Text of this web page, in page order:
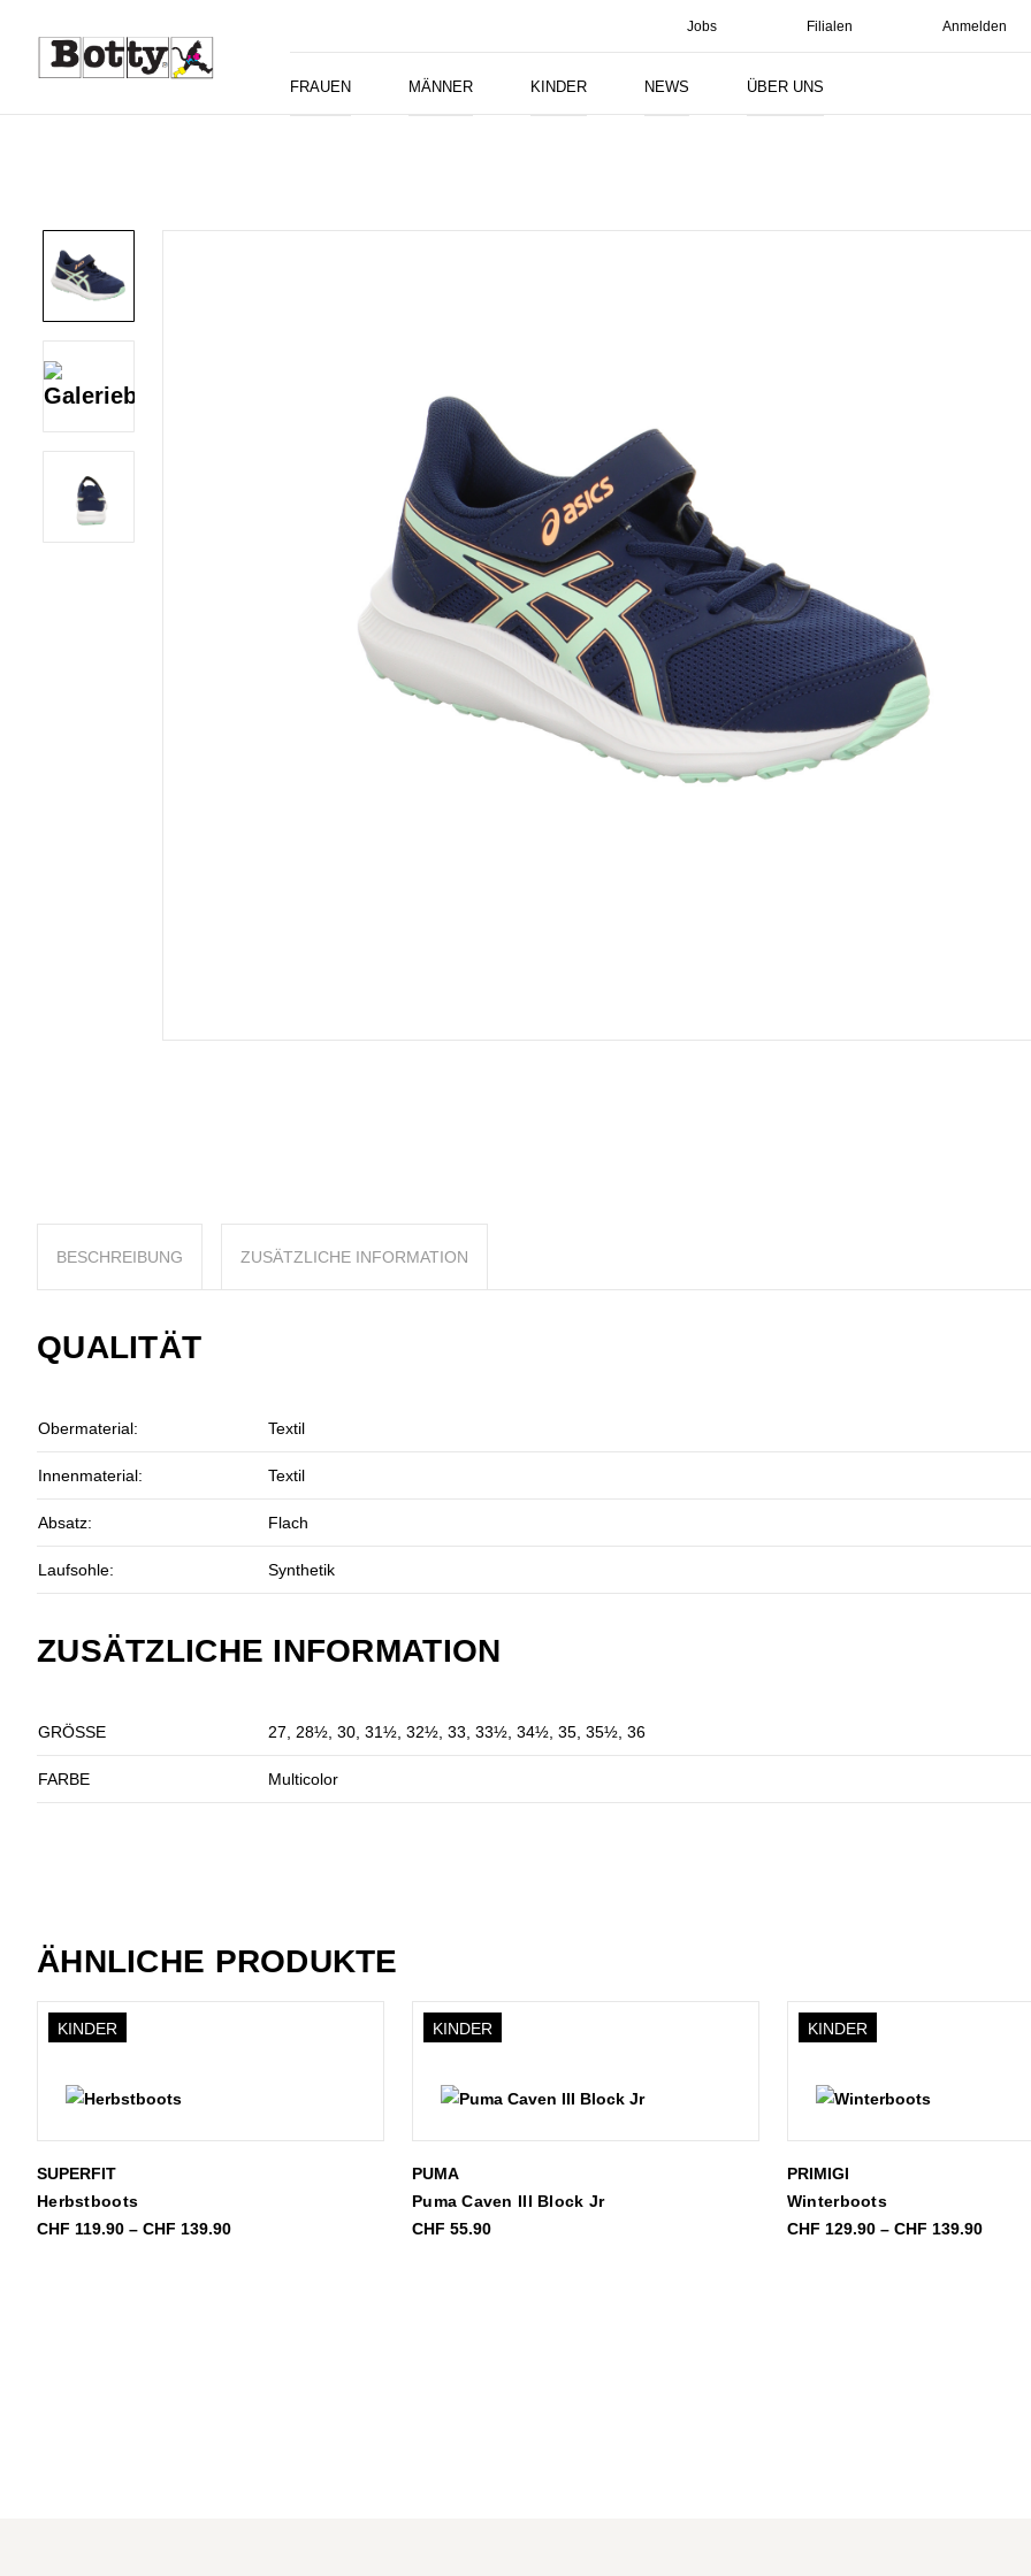
Jobs Filialen Anmelden
FRAUEN MÄNNER KINDER NEWS ÜBER UNS
BESCHREIBUNG ZUSÄTZLICHE INFORMATION
QUALITÄT
Obermaterial: Textil
Innenmaterial: Textil
Absatz: Flach
Laufsohle: Synthetik
ZUSÄTZLICHE INFORMATION
GRÖSSE 27, 28½, 30, 31½, 32½, 33, 33½, 34½, 35, 35½, 36
FARBE Multicolor
ÄHNLICHE PRODUKTE
KINDER
SUPERFIT
Herbstboots
CHF 119.90 – CHF 139.90Preisspanne:
KINDER
PUMA
Puma Caven III Block Jr
CHF 55.90
KINDER
PRIMIGI
Winterboots
CHF 129.90 – CHF 139.90